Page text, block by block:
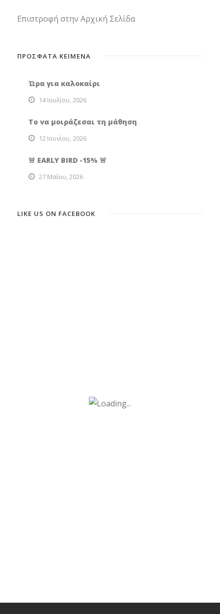
Επιστροφή στην Αρχική Σελίδα
ΠΡΟΣΦΑΤΑ ΚΕΙΜΕΝΑ
Ώρα για καλοκαίρι
14 Ιουλίου, 2026
Το να μοιράζεσαι τη μάθηση
12 Ιουνίου, 2026
🚨 EARLY BIRD -15% 🚨
27 Μαΐου, 2026
LIKE US ON FACEBOOK